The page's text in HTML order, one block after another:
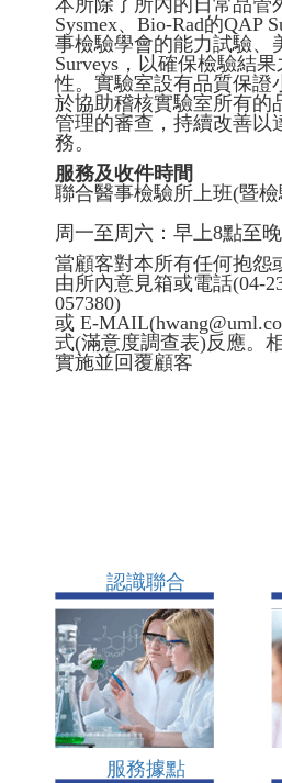
本所除了所內的日常品管
Sysmex、Bio-Rad的QAP
事檢驗學會的能力試驗、
Surveys，以確保檢驗結
性。實驗室設有品質保證
於協助稽核實驗室所有的
管理的審查，持續改善以
務。
服務及收件時間
聯合醫事檢驗所上班(暨
周一至周六：早上8點至
當顧客對本所有任何抱怨
由所內意見箱或電話(04-
057380)
或 E-
式(滿意度調查表)反應。
實施並回覆顧客
認識聯合
服務據點